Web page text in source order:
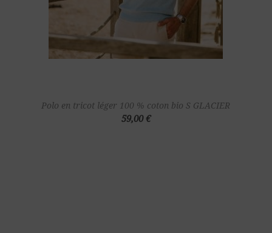
Polo en tricot léger 100 % coton bio S GLACIER
59,00 €